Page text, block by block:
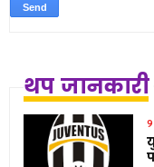
थप जानकारी